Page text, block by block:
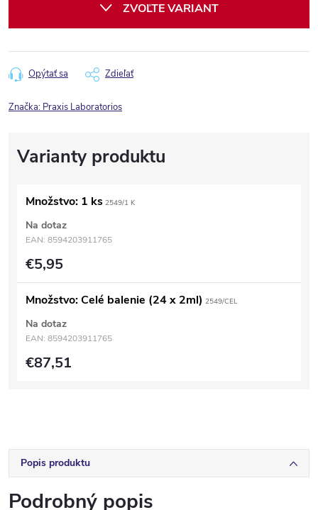
ZVOĽTE VARIANT
Opýtať sa Zdieľať
Značka: Praxis Laboratorios
Množstvo: 1 ks 2549/1 K
Na dotaz
EAN: 8594203911765
€5,95
Množstvo: Celé balenie (24 x 2ml) 2549/CEL
Na dotaz
EAN: 8594203911765
€87,51
Popis produktu
Podrobný popis